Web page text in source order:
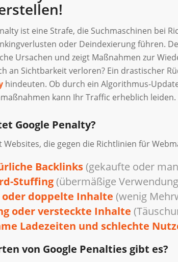
ist eine Strafe, die Suchmaschinen bei
oder Deindexierung führen.
Ursachen und zeigt Maßnahmen zur
an Sichtbarkeit verloren? Ein drastischer
hindeuten. Ob durch ein Algorithmus-
kann Ihr Traffic erheblich leiden.
Google Penalty?
Websites, die gegen die Richtlinien für
Backlinks(gekaufte oder
Stuffing(übermäßige
oder doppelte Inhalte (wenig
oder versteckte Inhalte
Ladezeiten und schlechte
von Google Penalties gibt es?